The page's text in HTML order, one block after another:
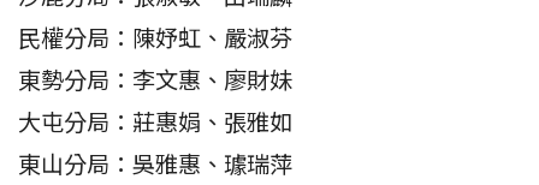
民權分局：陳妤虹、嚴淑芬
東勢分局：李文惠、廖財妹
大屯分局：莊惠娟、張雅如
東山分局：吳雅惠、璩瑞萍